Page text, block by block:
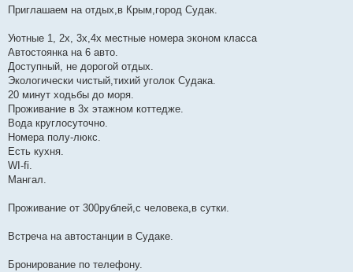
о
е
и
е
Приглашаем на отдых,в Крым,город Судак.
Уютные 1, 2х, 3х,4х местные номера эконом класса
Автостоянка на 6 авто.
Доступный, не дорогой отдых.
Экологически чистый,тихий уголок Судака.
20 минут ходьбы до моря.
Проживание в 3х этажном коттедже.
Вода круглосуточно.
Номера полу-люкс.
Есть кухня.
WI-fi.
Мангал.
Проживание от 300рублей,с человека,в сутки.
Встреча на автостанции в Судаке.
Бронирование по телефону.